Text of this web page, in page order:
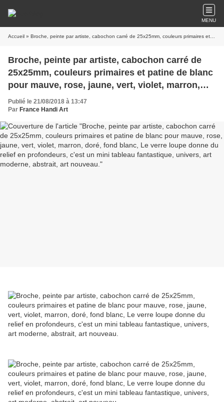
MENU
Accueil » Broche, peinte par artiste, cabochon carré de 25x25mm, couleurs primaires et patine de blanc pour mauve, rose, jaune, vert, violet, marron, doré, fond blanc, Le verre loupe donne du relief en profondeurs, c'est un mini tableau fantastique, univers, art moderne, abstrait, art nouveau.
Broche, peinte par artiste, cabochon carré de
25x25mm, couleurs primaires et patine de blanc
pour mauve, rose, jaune, vert, violet, marron,
doré, fond blanc, Le verre loupe donne du relief
en profondeurs, c'est un mini tableau
fantastique, univers, art moderne, abstrait, art
nouveau.
Publié le 21/08/2018 à 13:47
Par France Handi Art